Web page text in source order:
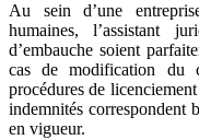
Au sein d’une
humaines, l’assistant
d’embauche soient
cas de modification du
procédures de
indemnités correspondent
en vigueur.